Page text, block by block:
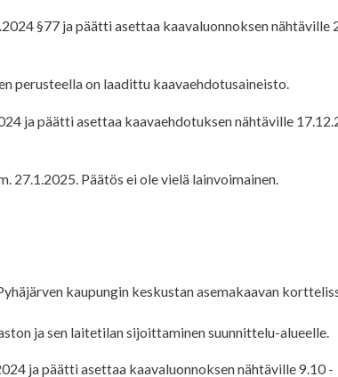
§77 ja päätti asettaa kaavaluonnoksen nähtäville
perusteella on laadittu kaavaehdotusaineisto.
ja päätti asettaa kaavaehdotuksen nähtäville
27.1.2025. Päätös ei ole vielä lainvoimainen.
kaupungin keskustan asemakaavan
ja sen laitetilan sijoittaminen suunnittelu-alueelle.
ja päätti asettaa kaavaluonnoksen nähtäville 9.10 -